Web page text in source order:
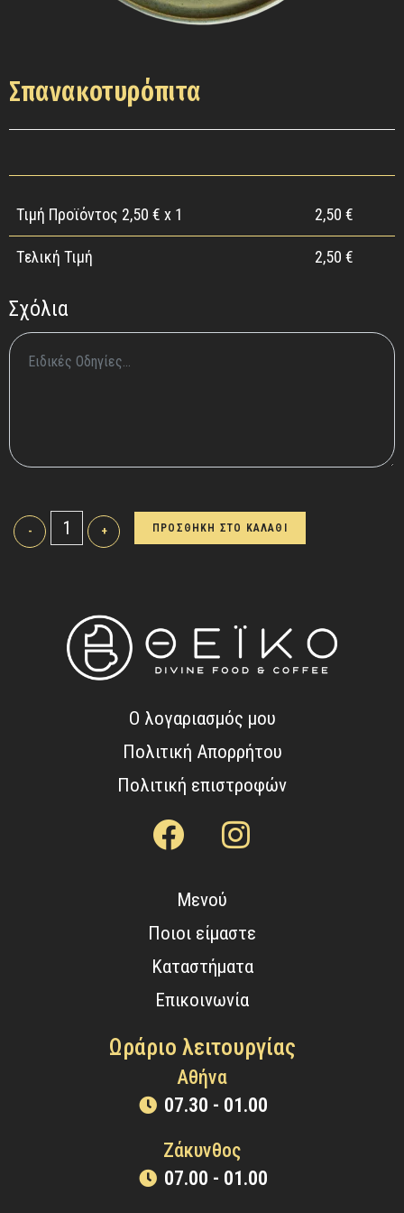
Σπανακοτυρόπιτα
Τιμή Προϊόντος 2,50 € x 1 2,50 €
Tελική Τιμή 2,50 €
Σχόλια
- + ΠΡΟΣΘΗΚΗ ΣΤΟ ΚΑΛΑΘΙ
Ωράριο λειτουργίας
Αθήνα
07.30 - 01.00
Ζάκυνθος
07.00 - 01.00
Μενού
Ποιοι είμαστε
Καταστήματα
Επικοινωνία
Ο λογαριασμός μου
Πολιτική Απορρήτου
Πολιτική επιστροφών